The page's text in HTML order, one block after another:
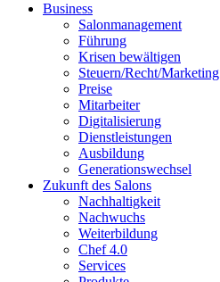
Business
Salonmanagement
Führung
Krisen bewältigen
Steuern/Recht/Marketing
Preise
Mitarbeiter
Digitalisierung
Dienstleistungen
Ausbildung
Generationswechsel
Zukunft des Salons
Nachhaltigkeit
Nachwuchs
Weiterbildung
Chef 4.0
Services